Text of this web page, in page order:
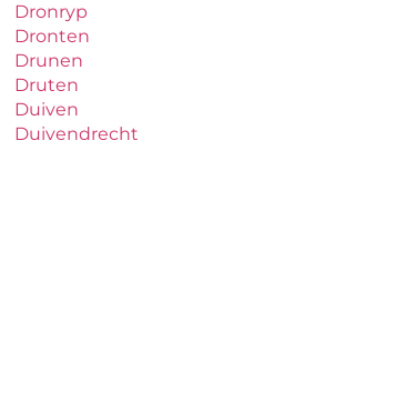
Dronryp
Dronten
Drunen
Druten
Duiven
Duivendrecht